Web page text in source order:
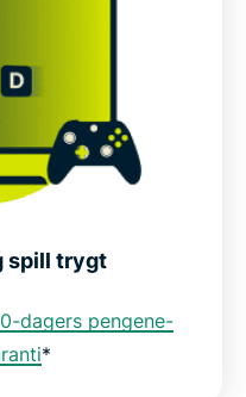
spill trygt
dagers pengene-
*